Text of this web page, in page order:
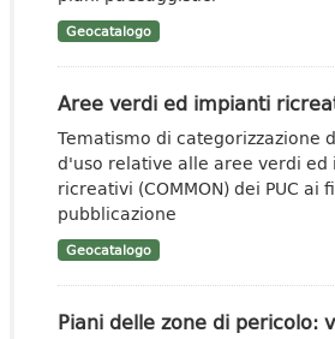
Geocatalogo
Aree verdi ed impianti
Tematismo di categorizzazione
d'uso relative alle aree verdi ed
ricreativi (COMMON) dei PUC ai
pubblicazione
Geocatalogo
Piani delle zone di pericolo: